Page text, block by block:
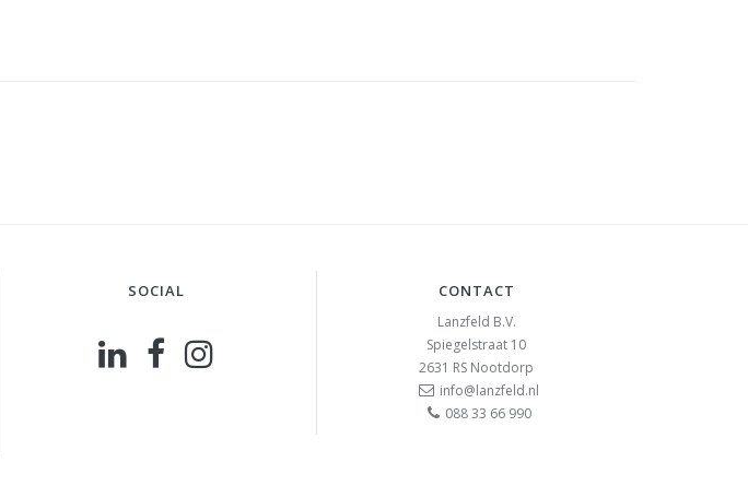
SOCIAL CONTACT
Lanzfeld B.V.
Spiegelstraat 10
2631 RS Nootdorp
info@lanzfeld.nl
088 33 66 990